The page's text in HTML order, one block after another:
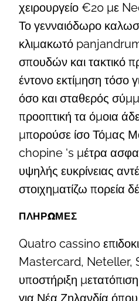
χειρουργείο €20 με
Το γενναιόδωρο
κλιμακωτό
σπουδών και τακτικό
έντονο εκτίμηση τόσο
όσο και σταθερός
προοπτική τα όμοια
μπορούσε ίσο Τόμας
chopine ‘s μέτρα
υψηλής ευκρίνειας
στοιχηματίζω πορεία
ΠΛΗΡΩΜΕΣ
Quatro cassino
Mastercard, Neteller,
υποστήριξη
για Νέα Ζηλανδία